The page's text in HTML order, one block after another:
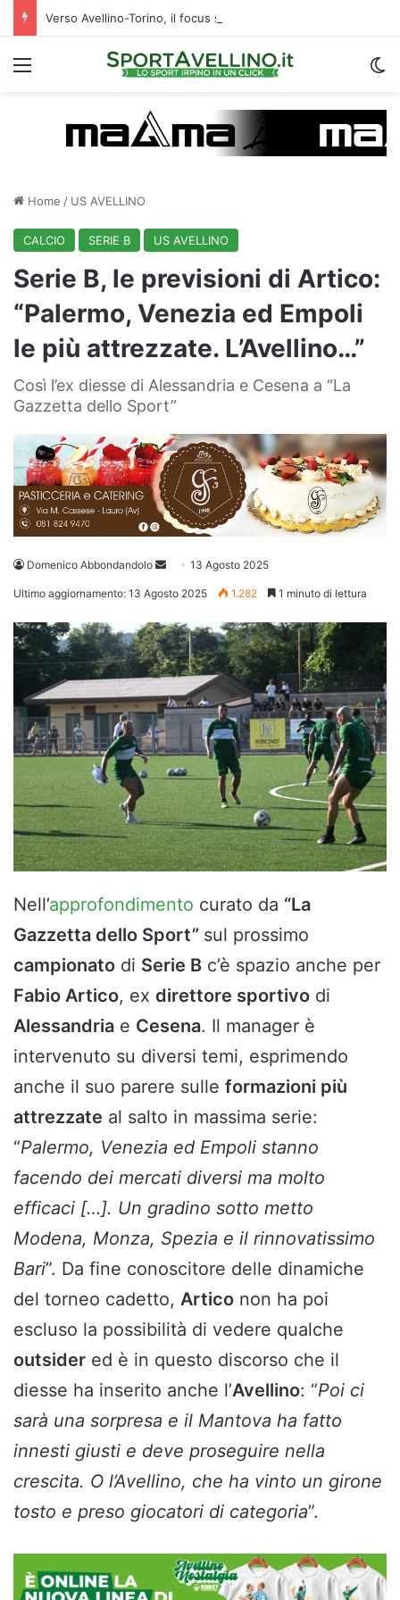
Verso Avellino-Torino, il focus sulla formazione granata
Menu
Home / US AVELLINO
CALCIO SERIE B US AVELLINO
Serie B, le previsioni di Artico:
“Palermo, Venezia ed Empoli
le più attrezzate. L’Avellino…”
Così l’ex diesse di Alessandria e Cesena a “La
Gazzetta dello Sport”
Domenico Abbondandolo
Invia 13 Agosto 2025
Ultimo aggiornamento: 13 Agosto 2025 1.282 1 minuto di lettura
Nell’approfondimento curato da “La
Gazzetta dello Sport” sul prossimo
campionato di Serie B c’è spazio anche per
Fabio Artico, ex direttore sportivo di
Alessandria e Cesena. Il manager è
intervenuto su diversi temi, esprimendo
anche il suo parere sulle formazioni più
attrezzate al salto in massima serie:
“Palermo, Venezia ed Empoli stanno
facendo dei mercati diversi ma molto
efficaci […]. Un gradino sotto metto
Modena, Monza, Spezia e il rinnovatissimo
Bari”. Da fine conoscitore delle dinamiche
del torneo cadetto, Artico non ha poi
escluso la possibilità di vedere qualche
outsider ed è in questo discorso che il
diesse ha inserito anche l’Avellino: “Poi ci
sarà una sorpresa e il Mantova ha fatto
innesti giusti e deve proseguire nella
crescita. O l’Avellino, che ha vinto un girone
tosto e preso giocatori di categoria”.